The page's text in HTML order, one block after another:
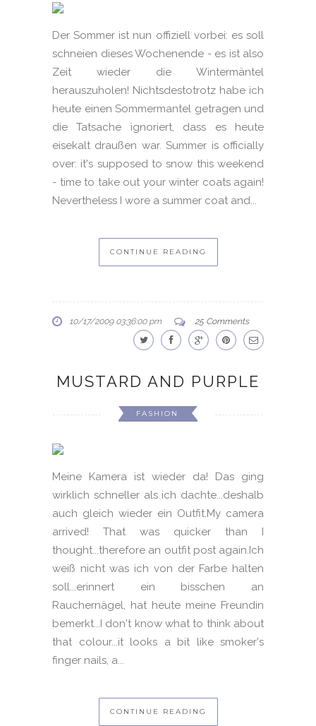
Der Sommer ist nun offiziell vorbei: es soll
schneien dieses Wochenende - es ist also
Zeit wieder die Wintermäntel
herauszuholen! Nichtsdestotrotz habe ich
heute einen Sommermantel getragen und
die Tatsache ignoriert, dass es heute
eisekalt draußen war. Summer is officially
over: it's supposed to snow this weekend
- time to take out your winter coats again!
Nevertheless I wore a summer coat and...
CONTINUE READING
10/17/2009 03:36:00 pm 25 Comments
MUSTARD AND PURPLE
FASHION
Meine Kamera ist wieder da! Das ging
wirklich schneller als ich dachte...deshalb
auch gleich wieder ein Outfit.My camera
arrived! That was quicker than I
thought...therefore an outfit post again.Ich
weiß nicht was ich von der Farbe halten
soll...erinnert ein bisschen an
Rauchernägel, hat heute meine Freundin
bemerkt...I don't know what to think about
that colour...it looks a bit like smoker's
finger nails, a...
CONTINUE READING